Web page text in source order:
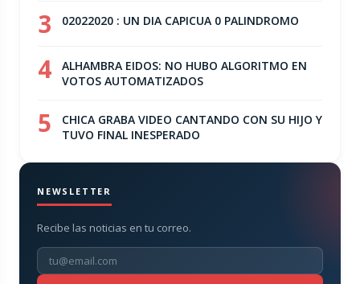
3 02022020 : UN DIA CAPICUA 0 PALINDROMO
4
ALHAMBRA EIDOS: NO HUBO ALGORITMO EN
VOTOS AUTOMATIZADOS
5
CHICA GRABA VIDEO CANTANDO CON SU HIJO Y
TUVO FINAL INESPERADO
NEWSLETTER
Recibe las noticias en tu correo.